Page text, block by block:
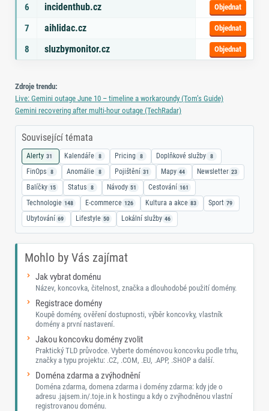
6 incidenthub.cz Objednat
7 aihlidac.cz Objednat
8 sluzbymonitor.cz Objednat
Zdroje trendu:
Live: Gemini outage June 10 – timeline a workaroundy (Tom’s Guide)
Gemini recovering after multi‑hour outage (TechRadar)
Související témata
Alerty 31 Kalendáře 8 Pricing 8 Doplňkové služby 8
FinOps 8 Anomálie 8 Pojištění 31 Mapy 44 Newsletter 23
Balíčky 15 Status 8 Návody 51 Cestování 161
Technologie 148 E-commerce 126 Kultura a akce 83 Sport 79
Ubytování 69 Lifestyle 50 Lokální služby 46
Mohlo by Vás zajímat
Jak vybrat doménu
Název, koncovka, čitelnost, značka a dlouhodobé použití domény.
Registrace domény
Koupě domény, ověření dostupnosti, výběr koncovky, vlastník
domény a první nastavení.
Jakou koncovku domény zvolit
Praktický TLD průvodce. Vyberte doménovou koncovku podle trhu,
značky a typu projektu: .CZ, .COM, .EU, .APP, .SHOP a další.
Doména zdarma a zvýhodnění
Doména zdarma, domena zdarma i domény zdarma: kdy jde o
adresu .jajsem.in/.toje.in k hostingu a kdy o zvýhodněnou vlastní
registrovanou doménu.